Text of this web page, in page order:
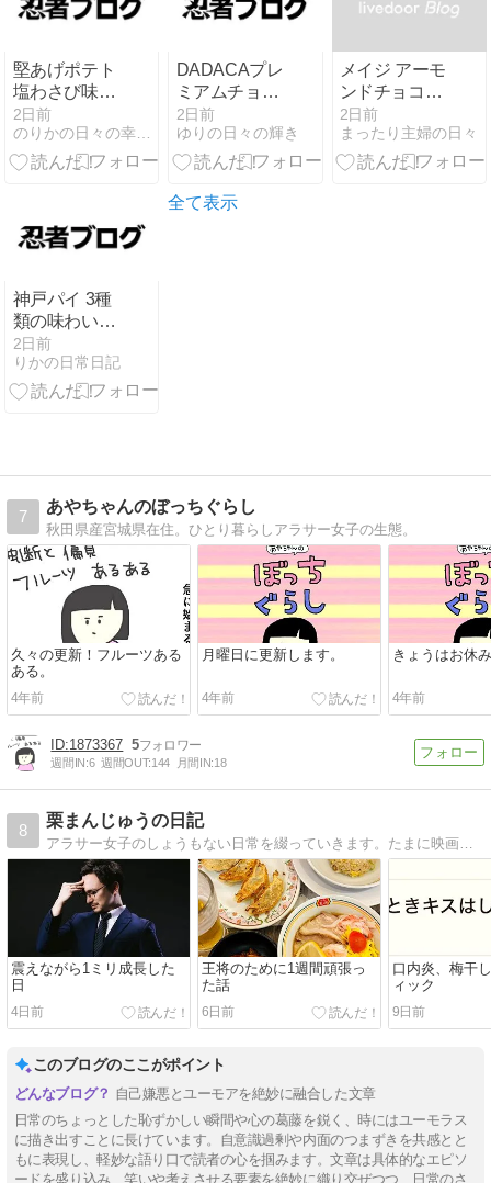
堅あげポテト
塩わさび味の
ひと口
2日前
のりかの日々の幸せ日記
DADACAプレ
ミアムチョコ
レート 猫缶の
ひと口
2日前
ゆりの日々の輝き
メイジ アーモ
ンドチョコレ
ートの味わい
2日前
まったり主婦の日々
神戸パイ 3種
類の味わいを
楽しむ
2日前
りかの日常日記
全て表示
7
あやちゃんのぼっちぐらし
秋田県産宮城県在住。ひとり暮らしアラサー女子の生態。
久々の更新！フルーツある
ある。
4年前
月曜日に更新します。
4年前
きょうはお休
4年前
1873367 5
週間IN:6 週間OUT:144 月間IN:18
8
栗まんじゅうの日記
アラサー女子のしょうもない日常を綴っていきます。たまに映画を紹介します。
震えながら1ミリ成長した
日
4日前
王将のために1週間頑張っ
た話
6日前
口内炎、梅干
ィック
9日前
このブログのここがポイント
自己嫌悪とユーモアを絶妙に融合した文章
日常のちょっとした恥ずかしい瞬間や心の葛藤を鋭く、時にはユーモラス
に描き出すことに長けています。自意識過剰や内面のつまずきを共感とと
もに表現し、軽妙な語り口で読者の心を掴みます。文章は具体的なエピソ
ードを盛り込み、笑いや考えさせる要素を絶妙に織り交ぜつつ、日常のさ